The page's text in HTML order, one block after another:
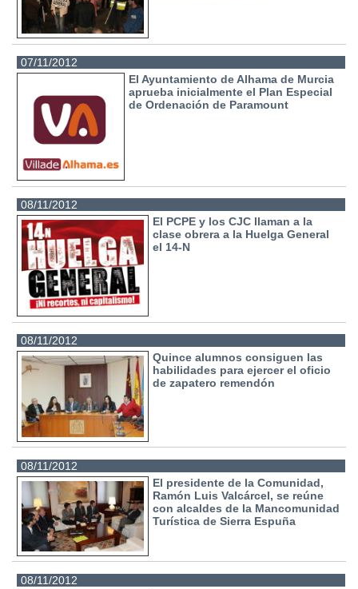
07/11/2012
El Ayuntamiento de Alhama de Murcia
aprueba inicialmente el Plan Especial
de Ordenación de Paramount
08/11/2012
El PCPE y los CJC llaman a la
clase obrera a la Huelga General
el 14-N
08/11/2012
Quince alumnos consiguen las
habilidades para ejercer el oficio
de zapatero remendón
08/11/2012
El presidente de la Comunidad,
Ramón Luis Valcárcel, se reúne
con alcaldes de la Mancomunidad
Turística de Sierra Espuña
08/11/2012